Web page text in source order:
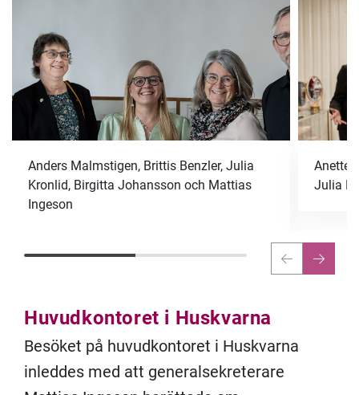
Anders Malmstigen, Brittis Benzler, Julia
Kronlid, Birgitta Johansson och Mattias
Ingeson
Anette
Julia
Huvudkontoret i Huskvarna
Besöket på huvudkontoret i Huskvarna
inleddes med att generalsekreterare